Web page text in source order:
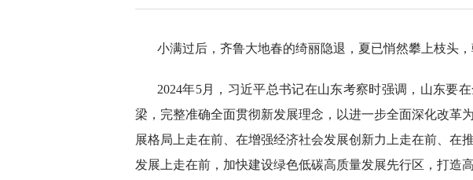
小满过后，齐鲁大地春的绮丽隐退，夏已悄然攀上枝头，
2024年5月，习近平总书记在山东考察时强调，山东要
梁，完整准确全面贯彻新发展理念，以进一步全面深化改革
展格局上走在前、在增强经济社会发展创新力上走在前、在
发展上走在前，加快建设绿色低碳高质量发展先行区，打造